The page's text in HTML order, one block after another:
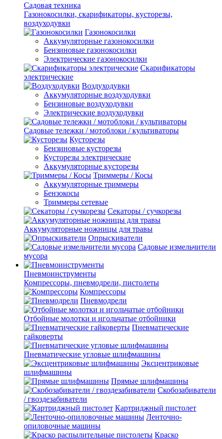
Садовая техника
Газонокосилки, скарификаторы, кусторезы,
воздуходувки
Газонокосилки
Аккумуляторные газонокосилки
Бензиновые газонокосилки
Электрические газонокосилки
Скарификаторы
электрические
Воздуходувки
Аккумуляторные воздуходувки
Бензиновые воздуходувки
Электрические воздуходувки
Садовые тележки / мотоблоки / культиваторы
Кусторезы
Бензиновые кусторезы
Кусторезы электрические
Аккумуляторные кусторезы
Триммеры / Косы
Аккумуляторные триммеры
Бензокосы
Триммеры сетевые
Секаторы / сучкорезы
Аккумуляторные ножницы для травы
Опрыскиватели
Садовые измельчители
мусора
Пневмоинструменты
Компрессоры, пневмодрели, пистолеты
Компрессоры
Пневмодрели
Отбойные молотки и игольчатые отбойники
Пневматические
гайковерты
Пневматические угловые шлифмашины
Эксцентриковые
шлифмашины
Прямые шлифмашины
Скобозабиватели
/ гвоздезабиватели
Картриджный пистолет
Ленточно-
опиловочные машины
Краско